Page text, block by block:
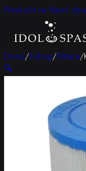
Přeskočit na hlavní
Domů/E-shop/Filtrace/
🔍